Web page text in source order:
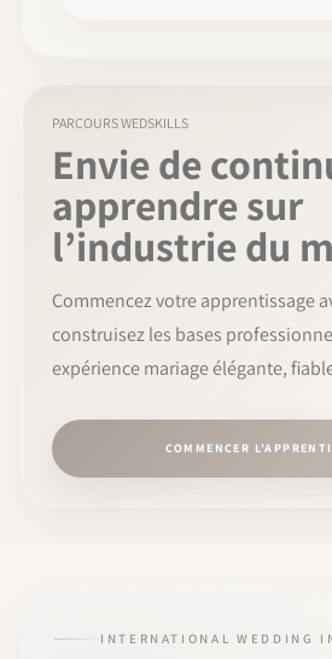
PARCOURS WEDSKILLS
Envie de
apprendre sur
l’industrie du
Commencez votre apprentissage
construisez les bases
expérience mariage élégante,
COMMENCER
INTERNATIONAL WEDDING